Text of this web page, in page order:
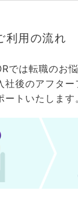
利用の流れ
では転職のお
社後のアフタ
トいたします